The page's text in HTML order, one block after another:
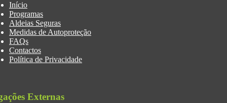
Início
Programas
Aldeias Seguras
Medidas de Autoproteção
FAQs
Contactos
Política de Privacidade
Externas